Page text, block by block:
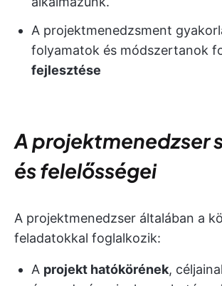
A projektmenedzsment
folyamatok és módszertanok
fejlesztése
A projektmenedzser
és felelősségei
A projektmenedzser általában a
feladatokkal foglalkozik:
A projekt hatókörének,